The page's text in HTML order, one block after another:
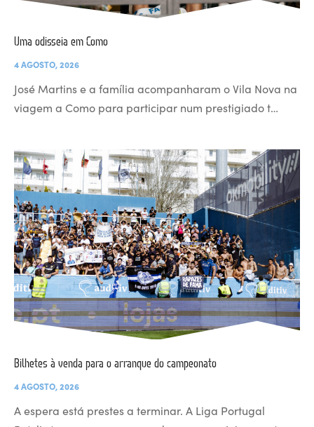
Uma odisseia em Como
4 AGOSTO, 2026
José Martins e a família acompanharam o Vila Nova na
viagem a Como para participar num prestigiado t…
Bilhetes à venda para o arranque do campeonato
4 AGOSTO, 2026
A espera está prestes a terminar. A Liga Portugal